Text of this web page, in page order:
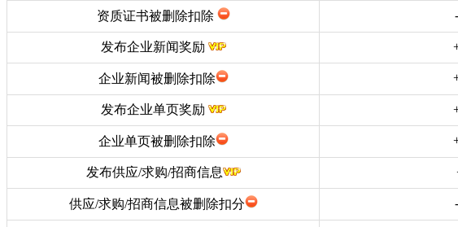
资质证书被删除扣除
发布企业新闻奖励
企业新闻被删除扣除
发布企业单页奖励
企业单页被删除扣除
发布供应/求购/招商信息
供应/求购/招商信息被删除扣分